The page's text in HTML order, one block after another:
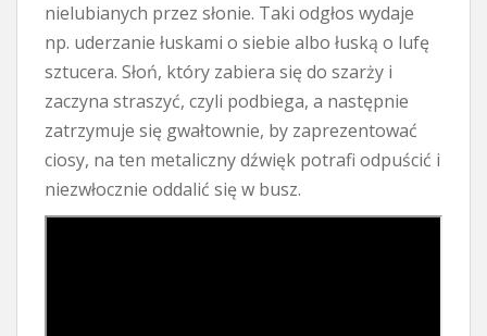
nielubianych przez słonie. Taki odgłos wydaje
np. uderzanie łuskami o siebie albo łuską o lufę
sztucera. Słoń, który zabiera się do szarży i
zaczyna straszyć, czyli podbiega, a następnie
zatrzymuje się gwałtownie, by zaprezentować
ciosy, na ten metaliczny dźwięk potrafi odpuścić i
niezwłocznie oddalić się w busz.